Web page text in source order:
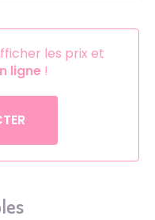
les prix et
ligne !